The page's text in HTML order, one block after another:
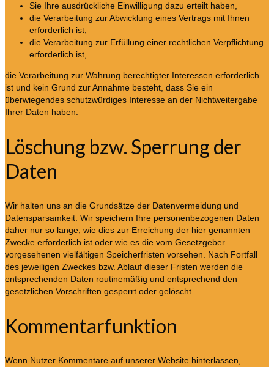
Sie Ihre ausdrückliche Einwilligung dazu erteilt haben,
die Verarbeitung zur Abwicklung eines Vertrags mit Ihnen
erforderlich ist,
die Verarbeitung zur Erfüllung einer rechtlichen Verpflichtung
erforderlich ist,
die Verarbeitung zur Wahrung berechtigter Interessen erforderlich
ist und kein Grund zur Annahme besteht, dass Sie ein
überwiegendes schutzwürdiges Interesse an der Nichtweitergabe
Ihrer Daten haben.
Löschung bzw. Sperrung der
Daten
Wir halten uns an die Grundsätze der Datenvermeidung und
Datensparsamkeit. Wir speichern Ihre personenbezogenen Daten
daher nur so lange, wie dies zur Erreichung der hier genannten
Zwecke erforderlich ist oder wie es die vom Gesetzgeber
vorgesehenen vielfältigen Speicherfristen vorsehen. Nach Fortfall
des jeweiligen Zweckes bzw. Ablauf dieser Fristen werden die
entsprechenden Daten routinemäßig und entsprechend den
gesetzlichen Vorschriften gesperrt oder gelöscht.
Kommentarfunktion
Wenn Nutzer Kommentare auf unserer Website hinterlassen,